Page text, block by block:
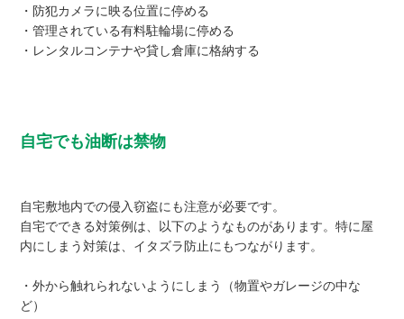
・防犯カメラに映る位置に停める
・管理されている有料駐輪場に停める
・レンタルコンテナや貸し倉庫に格納する
自宅でも油断は禁物
自宅敷地内での侵入窃盗にも注意が必要です。
自宅でできる対策例は、以下のようなものがあります。特に屋
内にしまう対策は、イタズラ防止にもつながります。
・外から触れられないようにしまう（物置やガレージの中な
ど）